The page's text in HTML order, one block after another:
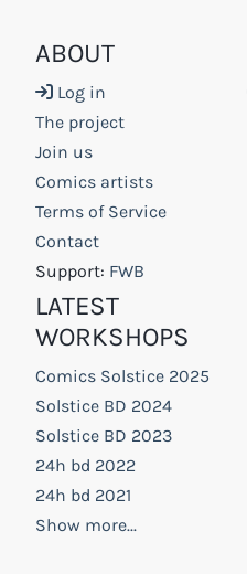
ABOUT
Log in
The project
Join us
Comics artists
Terms of Service
Contact
Support: FWB
LATEST
WORKSHOPS
Comics Solstice 2025
Solstice BD 2024
Solstice BD 2023
24h bd 2022
24h bd 2021
Show more...